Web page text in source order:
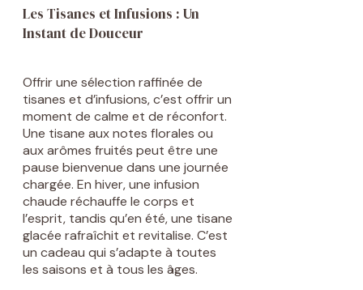
Les Tisanes et Infusions : Un
Instant de Douceur
Offrir une sélection raffinée de
tisanes et d’infusions, c’est offrir un
moment de calme et de réconfort.
Une tisane aux notes florales ou
aux arômes fruités peut être une
pause bienvenue dans une journée
chargée. En hiver, une infusion
chaude réchauffe le corps et
l’esprit, tandis qu’en été, une tisane
glacée rafraîchit et revitalise. C’est
un cadeau qui s’adapte à toutes
les saisons et à tous les âges.